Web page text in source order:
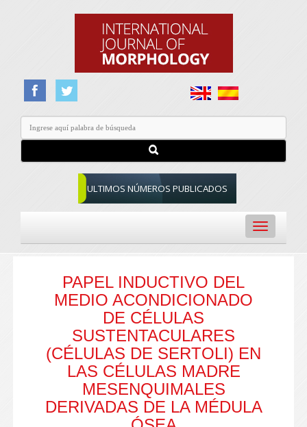
ULTIMOS NÚMEROS PUBLICADOS
Toggle
navigation
PAPEL INDUCTIVO DEL
MEDIO ACONDICIONADO
DE CÉLULAS
SUSTENTACULARES
(CÉLULAS DE SERTOLI) EN
LAS CÉLULAS MADRE
MESENQUIMALES
DERIVADAS DE LA MÉDULA